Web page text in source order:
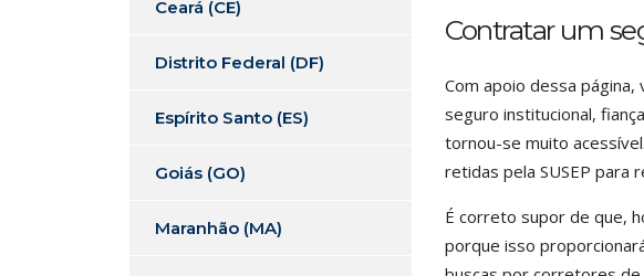
Contratar um
Com apoio dessa
seguro institucional,
tornou-se muito
retidas pela SUSEP para
É correto supor de que,
porque isso
Ceará (CE)
Distrito Federal (DF)
Espírito Santo (ES)
Goiás (GO)
Maranhão (MA)